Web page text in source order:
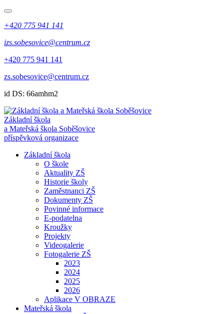
+420 775 941 141
izs.sobesovice@centrum.cz
+420 775 941 141
zs.sobesovice@centrum.cz
id DS: 66amhm2
Základní škola
a Mateřská škola Soběšovice
příspěvková organizace
Základní škola
O škole
Aktuality ZŠ
Historie školy
Zaměstnanci ZŠ
Dokumenty ZŠ
Povinné informace
E-podatelna
Kroužky
Projekty
Videogalerie
Fotogalerie ZŠ
2023
2024
2025
2026
Aplikace V OBRAZE
Mateřská škola